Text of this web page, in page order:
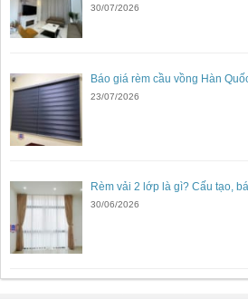
30/07/2026
Báo giá rèm cầu vồng Hàn
23/07/2026
Rèm vải 2 lớp là gì? Cấu tạo,
30/06/2026